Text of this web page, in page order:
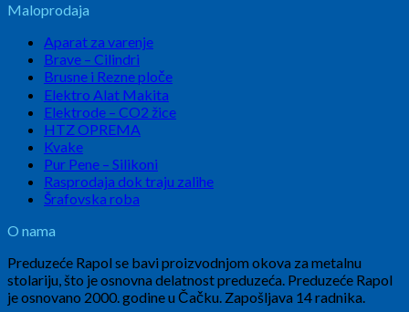
Maloprodaja
Aparat za varenje
Brave – Cilindri
Brusne i Rezne ploče
Elektro Alat Makita
Elektrode – CO2 žice
HTZ OPREMA
Kvake
Pur Pene – Silikoni
Rasprodaja dok traju zalihe
Šrafovska roba
O nama
Preduzeće Rapol se bavi proizvodnjom okova za metalnu
stolariju, što je osnovna delatnost preduzeća. Preduzeće Rapol
je osnovano 2000. godine u Čačku. Zapošljava 14 radnika.